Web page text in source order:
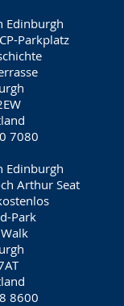
Edinburgh
Parkplatz
7080
Edinburgh
Arthur Seat
Park
8600